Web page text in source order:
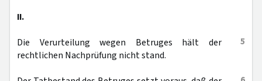
II.
5
Die Verurteilung wegen Betruges hält der
rechtlichen Nachprüfung nicht stand.